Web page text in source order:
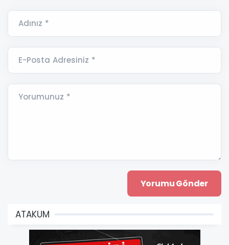
Adınız *
E-Posta Adresiniz *
Yorumunuz *
ATAKUM